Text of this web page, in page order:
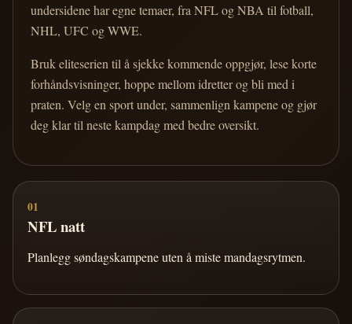
undersidene har egne temaer, fra NFL og NBA til fotball,
NHL, UFC og WWE.
Bruk eliteserien til å sjekke kommende oppgjør, lese korte
forhåndsvisninger, hoppe mellom idretter og bli med i
praten. Velg en sport under, sammenlign kampene og gjør
deg klar til neste kampdag med bedre oversikt.
01
NFL natt
Planlegg søndagskampene uten å miste mandagsrytmen.